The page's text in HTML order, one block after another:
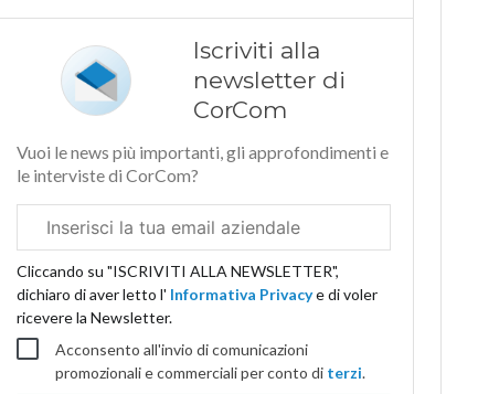
Iscriviti alla
newsletter di
CorCom
Vuoi le news più importanti, gli approfondimenti e
le interviste di CorCom?
aziendale
Cliccando su "ISCRIVITI ALLA NEWSLETTER",
dichiaro di aver letto l' Informativa Privacye di voler
ricevere la Newsletter.
Acconsento all'invio di comunicazioni
promozionali e commerciali per conto di terzi.